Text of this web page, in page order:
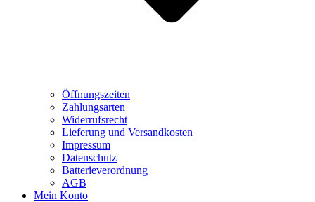
Öffnungszeiten
Zahlungsarten
Widerrufsrecht
Lieferung und Versandkosten
Impressum
Datenschutz
Batterieverordnung
AGB
Mein Konto